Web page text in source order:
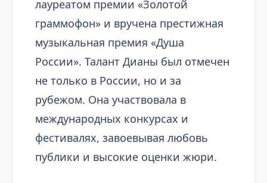
лауреатом премии «Золотой
граммофон» и вручена престижная
музыкальная премия «Душа
России». Талант Дианы был отмечен
не только в России, но и за
рубежом. Она участвовала в
международных конкурсах и
фестивалях, завоевывая любовь
публики и высокие оценки жюри.